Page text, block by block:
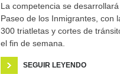
La competencia se
Paseo de los Inmigrantes, con
300 triatletas y cortes de
el fin de semana.
SEGUIR LEYENDO